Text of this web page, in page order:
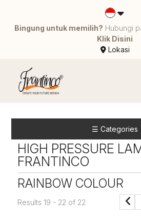
Bingung untuk memilih? Hubungi
Klik Disini
Lokasi
☰ Categories
HIGH PRESSURE
FRANTINCO
RAINBOW COLOUR
Results 19 - 22 of 22